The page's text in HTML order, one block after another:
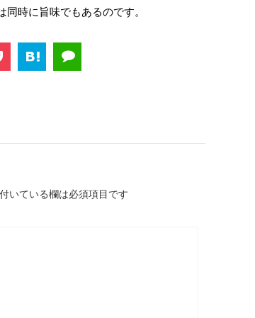
時に旨味でもあるのです。
いている欄は必須項目です